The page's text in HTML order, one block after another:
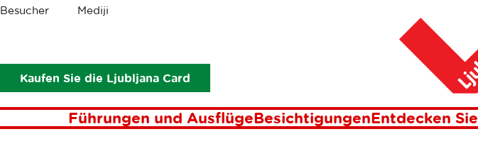
Besucher Mediji
Kaufen Sie die Ljubljana Card
Führungen und AusflügeBesichtigungenEntdecken Sie
Krümel
HOTEL MEDNO